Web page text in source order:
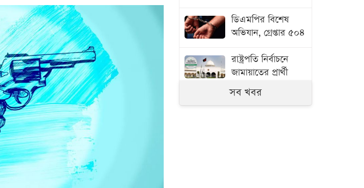
ডিএমপির বিশেষ
অভিযান, গ্রেপ্তার ৫০৪
রাষ্ট্রপতি নির্বাচনে
জামায়াতের প্রার্থী
হিসেবে আলোচনায়
যারা
সব খবর